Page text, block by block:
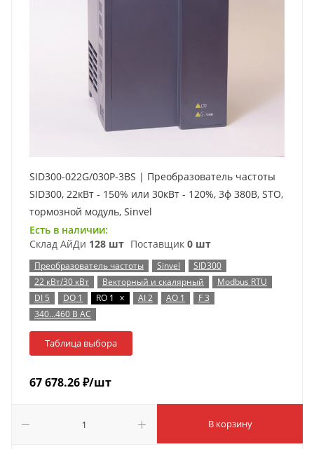
SID300-022G/030P-3BS | Преобразователь частоты
SID300, 22кВт - 150% или 30кВт - 120%, 3ф 380В, STO,
тормозной модуль, Sinvel
Есть в наличии:
Склад АйДи 128 шт Поставщик 0 шт
Преобразователь частоты Sinvel
SID300
22 кВт/30 кВт
Векторный и скалярный
Modbus RTU
DI 5
DO 1 RO 1 x AI 2 AO 1
F 3
340…460 В AC
Таблица выбора
67 678.26₽/шт
В корзину